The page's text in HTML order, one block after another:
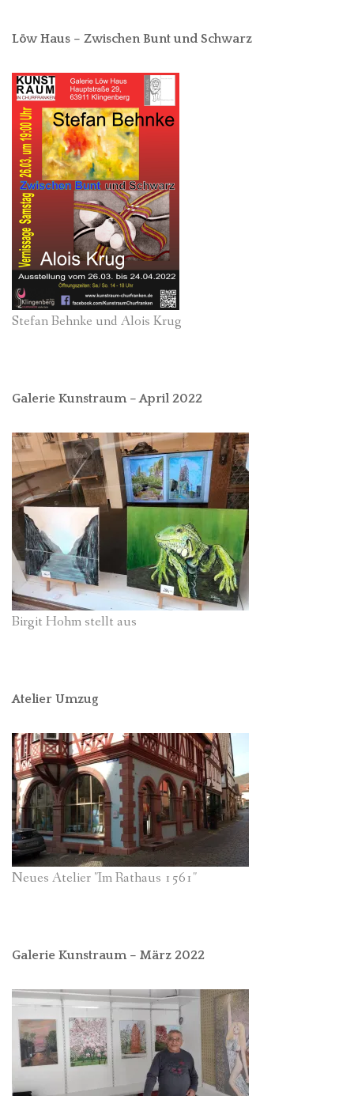
Löw Haus – Zwischen Bunt und Schwarz
Stefan Behnke und Alois Krug
Galerie Kunstraum – April 2022
Birgit Hohm stellt aus
Atelier Umzug
Neues Atelier "Im Rathaus 1561"
Galerie Kunstraum – März 2022